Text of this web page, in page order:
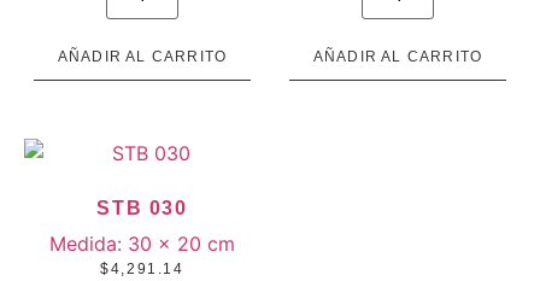
cantidad
AÑADIR AL CARRITO
cantidad
AÑADIR AL CARRITO
STB 030
Medida: 30 × 20 cm
$4,291.14